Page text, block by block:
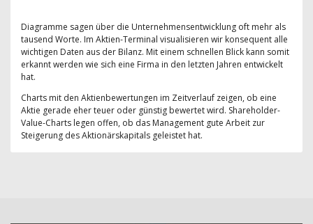
Diagramme sagen über die Unternehmensentwicklung oft mehr als
tausend Worte. Im Aktien-Terminal visualisieren wir konsequent alle
wichtigen Daten aus der Bilanz. Mit einem schnellen Blick kann somit
erkannt werden wie sich eine Firma in den letzten Jahren entwickelt
hat.
Charts mit den Aktienbewertungen im Zeitverlauf zeigen, ob eine
Aktie gerade eher teuer oder günstig bewertet wird. Shareholder-
Value-Charts legen offen, ob das Management gute Arbeit zur
Steigerung des Aktionärskapitals geleistet hat.